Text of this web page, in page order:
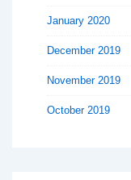
January 2020
December 2019
November 2019
October 2019